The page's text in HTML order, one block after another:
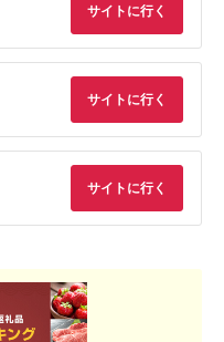
サイトに行く
サイトに行く
サイトに行く